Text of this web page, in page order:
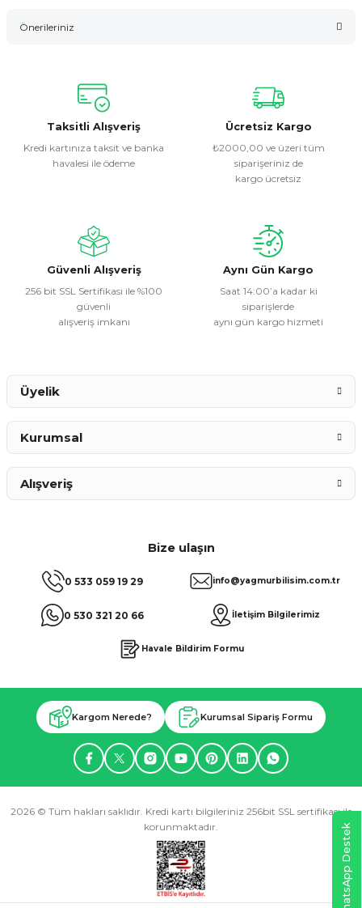
Önerileriniz
konularda yetersiz gördüğünüz noktaları öneri formunu
kullanarak tarafımıza iletebilirsiniz.
Görüş ve önerileriniz için teşekkür ederiz.
Ürün resmi kalitesiz, bozuk veya görüntülenemiyor.
Ürün fiyatı diğer sitelerden daha pahalı.
Bu ürüne benzer farklı alternatifler olmalı.
Taksitli Alışveriş
Kredi kartınıza taksit ve banka
havalesi ile ödeme
Ücretsiz Kargo
₺2000,00 ve üzeri tüm
siparişeriniz de
kargo ücretsiz
Güvenli Alışveriş
256 bit SSL Sertifikası ile %100
güvenli
alışveriş imkanı
Aynı Gün Kargo
Saat 14:00’a kadar ki
siparişlerde
aynı gün kargo hizmeti
Bize ulaşın
0 533 059 19 29
0 530 321 20 66
info@yagmurbilisim.com.tr
İletişim Bilgilerimiz
Havale Bildirim Formu
Üyelik
Kurumsal
Alışveriş
Kargom Nerede? Kurumsal Sipariş Formu
2026 © Tüm hakları saklıdır. Kredi kartı bilgileriniz 256bit SSL sertifikası ile
korunmaktadır.
WhatsApp Destek